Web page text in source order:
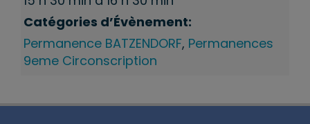
Catégories d’Évènement:
Permanence BATZENDORF, Permanences
9eme Circonscription